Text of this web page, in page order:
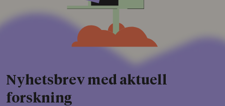
Nyhetsbrev med aktuell
forskning